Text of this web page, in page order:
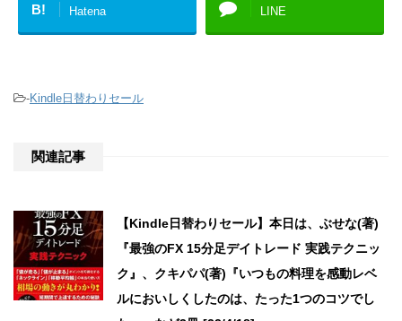
B! Hatena LINE
-Kindle日替わりセール
関連記事
【Kindle日替わりセール】本日は、ぶせな(著)
『最強のFX 15分足デイトレード 実践テクニッ
ク』、クキパパ(著)『いつもの料理を感動レベ
ルにおいしくしたのは、たった1つのコツでし